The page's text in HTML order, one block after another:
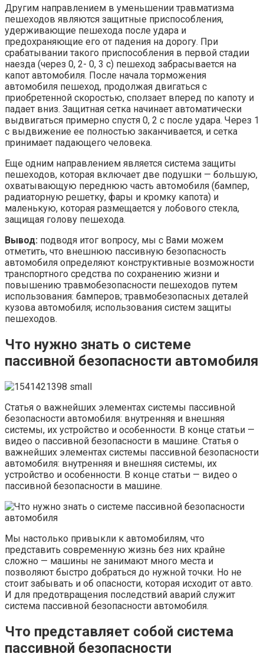
Другим направлением в уменьшении травматизма
пешеходов являются защитные приспособления,
удерживающие пешехода после удара и
предохраняющие его от падения на дорогу. При
срабатывании такого приспособления в первой стадии
наезда (через 0, 2- 0, 3 с) пешеход забрасывается на
капот автомобиля. После начала торможения
автомобиля пешеход, продолжая двигаться с
приобретенной скоростью, сползает вперед по капоту и
падает вниз. Защитная сетка начинает автоматически
выдвигаться примерно спустя 0, 2 с после удара. Через 1
с выдвижение ее полностью заканчивается, и сетка
принимает падающего человека.
Еще одним направлением является система защиты
пешеходов, которая включает две подушки — большую,
охватывающую переднюю часть автомобиля (бампер,
радиаторную решетку, фары и кромку капота) и
маленькую, которая размещается у лобового стекла,
защищая голову пешехода.
Вывод: подводя итог вопросу, мы с Вами можем
отметить, что внешнюю пассивную безопасность
автомобиля определяют конструктивные возможности
транспортного средства по сохранению жизни и
повышению травмобезопасности пешеходов путем
использования: бамперов; травмобезопасных деталей
кузова автомобиля; использования систем защиты
пешеходов.
Что нужно знать о системе
пассивной безопасности автомобиля
Статья о важнейших элементах системы пассивной
безопасности автомобиля: внутренняя и внешняя
системы, их устройство и особенности. В конце статьи —
видео о пассивной безопасности в машине. Статья о
важнейших элементах системы пассивной безопасности
автомобиля: внутренняя и внешняя системы, их
устройство и особенности. В конце статьи — видео о
пассивной безопасности в машине.
Мы настолько привыкли к автомобилям, что
представить современную жизнь без них крайне
сложно — машины не занимают много места и
позволяют быстро добраться до нужной точки. Но не
стоит забывать и об опасности, которая исходит от авто.
И для предотвращения последствий аварий служит
система пассивной безопасности автомобиля.
Что представляет собой система
пассивной безопасности